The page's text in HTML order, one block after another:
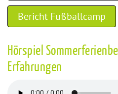
Bericht Fußballcamp
Hörspiel
Erfahrungen